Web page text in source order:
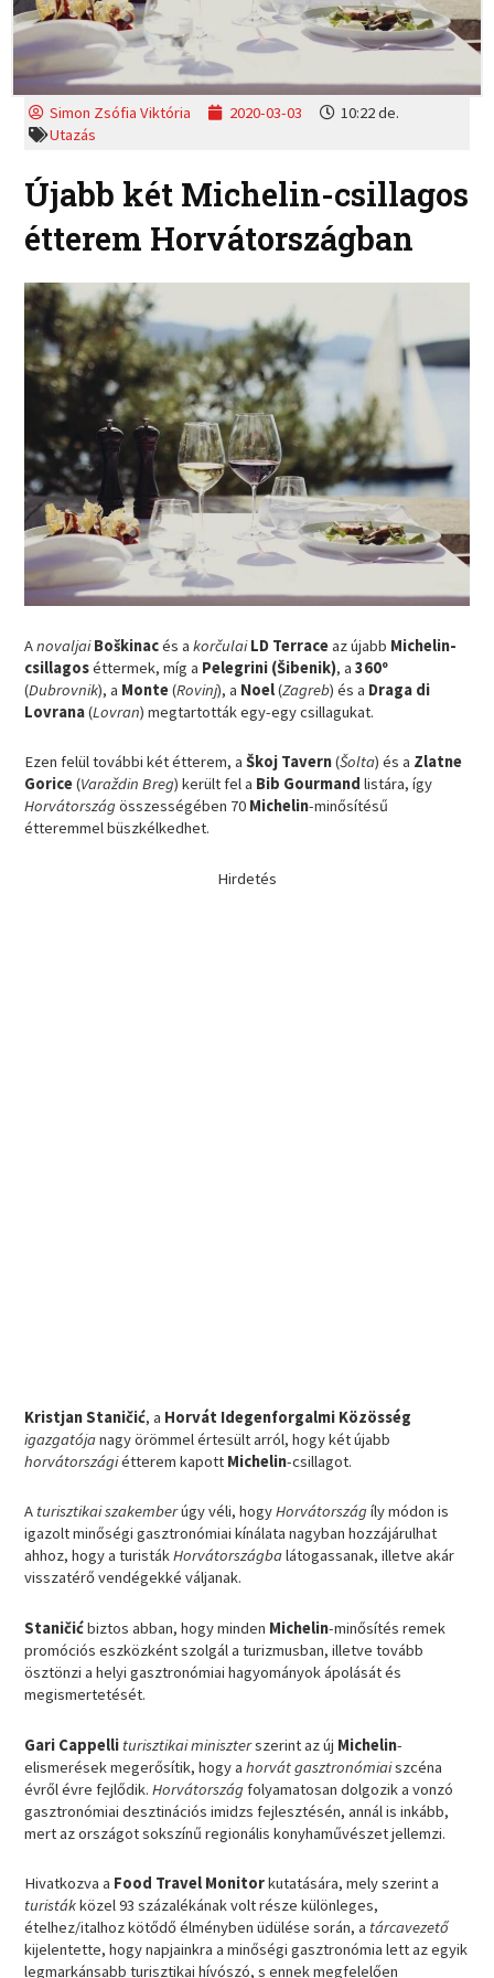
Simon Zsófia Viktória 2020-03-03
10:22 de.
Utazás
Újabb két Michelin-csillagos
étterem Horvátországban
Anovaljai Boškinacés akorčulai LD Terraceaz újabb Michelin-
csillagoséttermek, míg a Pelegrini (Šibenik), a360º
(Dubrovnik), a Monte(Rovinj), a Noel(Zagreb) és a Draga di
Lovrana(Lovran) megtartották egy-egy csillagukat.
Ezen felül további két étterem, aŠkoj Tavern(Šolta) és a Zlatne
Gorice(Varaždin Breg) került fel a Bib Gourmand listára, így
Horvátországösszességében 70 Michelin-minősítésű
étteremmel büszkélkedhet.
Hirdetés
Kristjan Staničić, a Horvát Idegenforgalmi Közösség
igazgatójanagy örömmel értesült arról, hogy két újabb
horvátországiétterem kapott Michelin-csillagot.
A turisztikai szakemberúgy véli, hogyHorvátországíly módon is
igazolt minőségi gasztronómiai kínálata nagyban hozzájárulhat
ahhoz, hogy a turistákHorvátországbalátogassanak, illetve akár
visszatérő vendégekké váljanak.
Staničićbiztos abban, hogy minden Michelin-minősítés remek
promóciós eszközként szolgál a turizmusban, illetve tovább
ösztönzi a helyi gasztronómiai hagyományok ápolását és
megismertetését.
Gari Cappelli turisztikai miniszterszerint az új Michelin-
elismerések megerősítik, hogy ahorvát gasztronómiaiszcéna
évről évre fejlődik.Horvátországfolyamatosan dolgozik a vonzó
gasztronómiai desztinációs imidzs fejlesztésén, annál is inkább,
mert az országot sokszínű regionális konyhaművészet jellemzi.
Hivatkozva a Food Travel Monitorkutatására, mely szerint a
turistákközel 93 százalékának volt része különleges,
ételhez/italhoz kötődő élményben üdülése során, a tárcavezető
kijelentette, hogy napjainkra a minőségi gasztronómia lett az egyik
legmarkánsabb turisztikai hívószó, s ennek megfelelően